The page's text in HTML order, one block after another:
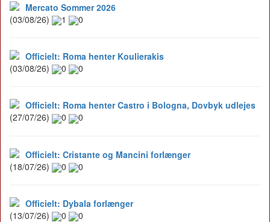
Mercato Sommer 2026
(03/08/26)
1 0
Officielt: Roma henter Koulierakis
(03/08/26)
0 0
Officielt: Roma henter Castro i Bologna, Dovbyk udlejes
(27/07/26)
0 0
Officielt: Cristante og Mancini forlænger
(18/07/26)
0 0
Officielt: Dybala forlænger
(13/07/26)
0 0